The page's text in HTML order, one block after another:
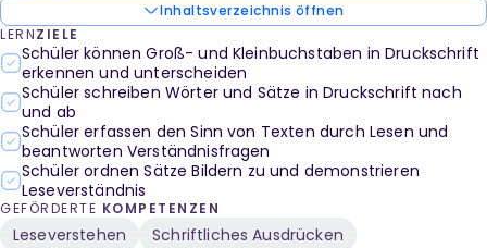
Inhaltsverzeichnis öffnen
LERNZIELE
Schüler können Groß- und Kleinbuchstaben in Druckschrift
erkennen und unterscheiden
Schüler schreiben Wörter und Sätze in Druckschrift nach
und ab
Schüler erfassen den Sinn von Texten durch Lesen und
beantworten Verständnisfragen
Schüler ordnen Sätze Bildern zu und demonstrieren
Leseverständnis
GEFÖRDERTE KOMPETENZEN
Leseverstehen
Schriftliches Ausdrücken